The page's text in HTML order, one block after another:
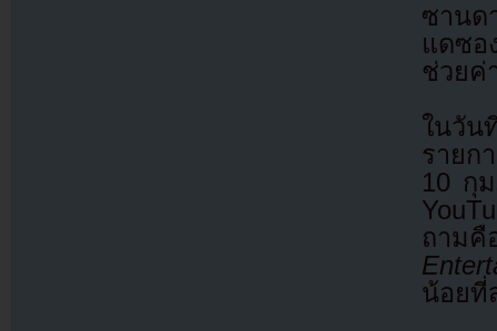
ซานด
แดซอ
ช่วยค่
ในวั
รายก
10 กุ
ถาม
น้อยที่